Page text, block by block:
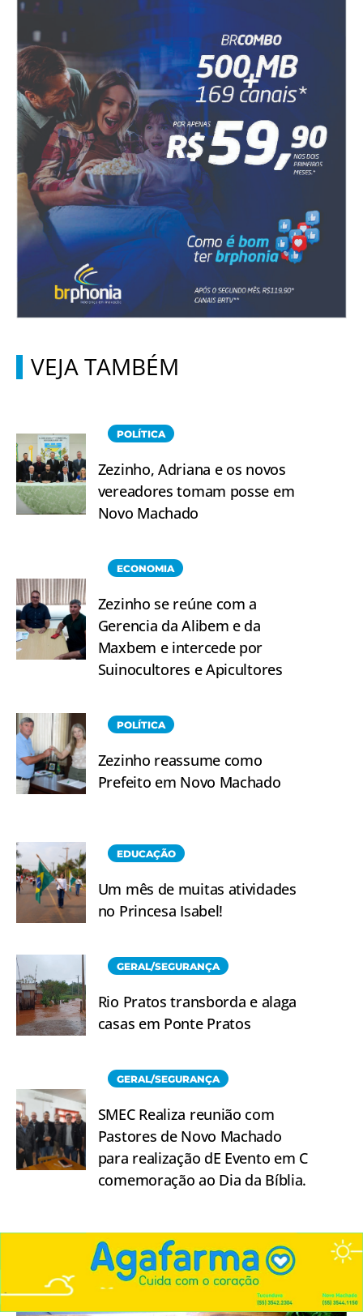
VEJA TAMBÉM
POLÍTICA
Zezinho, Adriana e os novos
vereadores tomam posse em
Novo Machado
ECONOMIA
Zezinho se reúne com a
Gerencia da Alibem e da
Maxbem e intercede por
Suinocultores e Apicultores
POLÍTICA
Zezinho reassume como
Prefeito em Novo Machado
EDUCAÇÃO
Um mês de muitas atividades
no Princesa Isabel!
GERAL/SEGURANÇA
Rio Pratos transborda e alaga
casas em Ponte Pratos
GERAL/SEGURANÇA
SMEC Realiza reunião com
Pastores de Novo Machado
para realização dE Evento em C
comemoração ao Dia da Bíblia.